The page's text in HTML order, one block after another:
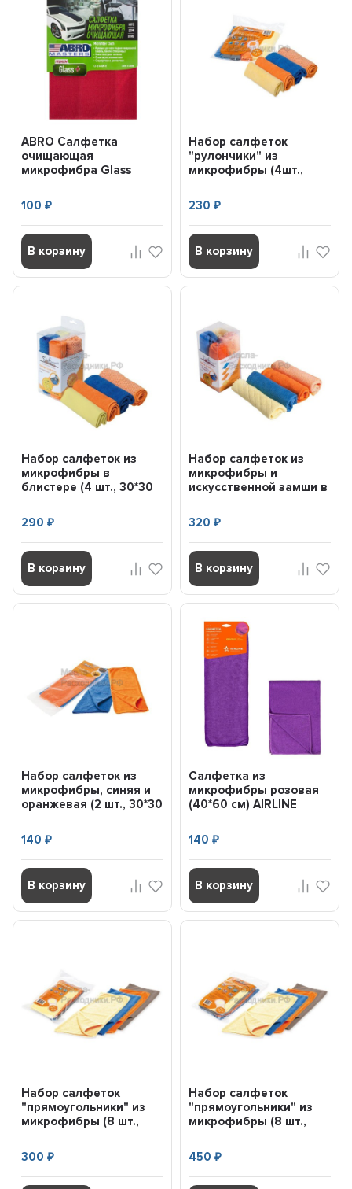
ABRO Салфетка
очищающая
микрофибра Glass
100₽
В корзину
Набор салфеток
"рулончики" из
микрофибры (4шт.,
230 ₽
В корзину
Набор салфеток из
микрофибры в
блистере (4 шт., 30*30
290₽
В корзину
Набор салфеток из
микрофибры и
искусственной замши в
с...
320 ₽
В корзину
Набор салфеток из
микрофибры, синяя и
оранжевая (2 шт., 30*30
140₽
В корзину
Салфетка из
микрофибры розовая
(40*60 см) AIRLINE
140 ₽
В корзину
Набор салфеток
"прямоугольники" из
микрофибры (8 шт.,
300₽
Набор салфеток
"прямоугольники" из
микрофибры (8 шт.,
450 ₽